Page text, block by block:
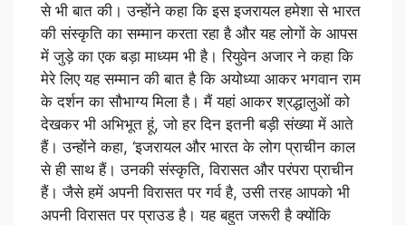
से भी बात की। उन्होंने कहा कि इस इजरायल हमेशा से भारत
की संस्कृति का सम्मान करता रहा है और यह लोगों के आपस
में जुड़े का एक बड़ा माध्यम भी है। रियुवेन अजार ने कहा कि
मेरे लिए यह सम्मान की बात है कि अयोध्या आकर भगवान राम
के दर्शन का सौभाग्य मिला है। मैं यहां आकर श्रद्धालुओं को
देखकर भी अभिभूत हूं, जो हर दिन इतनी बड़ी संख्या में आते
हैं। उन्होंने कहा, ‘इजरायल और भारत के लोग प्राचीन काल
से ही साथ हैं। उनकी संस्कृति, विरासत और परंपरा प्राचीन
हैं। जैसे हमें अपनी विरासत पर गर्व है, उसी तरह आपको भी
अपनी विरासत पर प्राउड है। यह बहुत जरूरी है क्योंकि